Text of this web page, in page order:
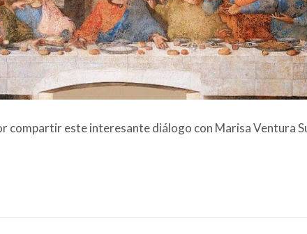
compartir este interesante diálogo con Marisa Ventura